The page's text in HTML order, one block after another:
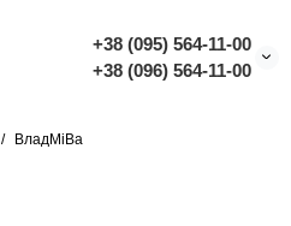
+38 (095) 564-11-00
+38 (096) 564-11-00
ВладМіВа